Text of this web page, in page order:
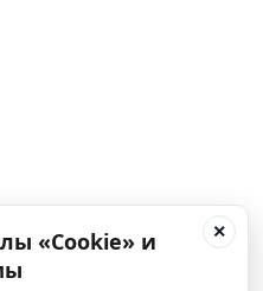
×
«Cookie» и